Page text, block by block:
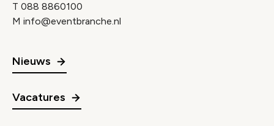
T 088 8860100
M info@eventbranche.nl
Nieuws
Vacatures